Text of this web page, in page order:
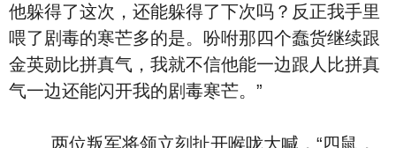
他躲得了这次，还能躲得了下次吗？反正我手里
喂了剧毒的寒芒多的是。吩咐那四个蠢货继续跟
金英勋比拼真气，我就不信他能一边跟人比拼真
气一边还能闪开我的剧毒寒芒。”
两位叛军将领立刻扯开喉咙大喊，“四鼠，